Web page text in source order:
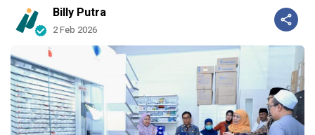
Billy Putra
2 Feb 2026